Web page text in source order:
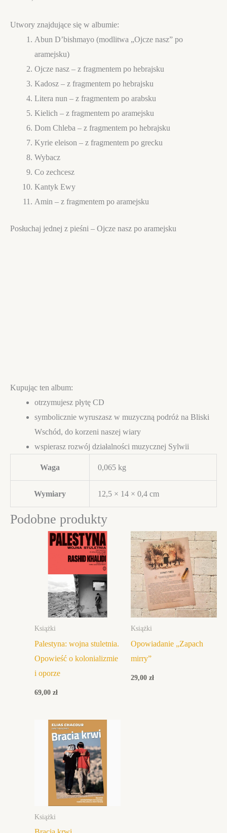
Utwory znajdujące się w albumie:
Abun D’bishmayo (modlitwa „Ojcze nasz” po
aramejsku)
Ojcze nasz – z fragmentem po hebrajsku
Kadosz – z fragmentem po hebrajsku
Litera nun – z fragmentem po arabsku
Kielich – z fragmentem po aramejsku
Dom Chleba – z fragmentem po hebrajsku
Kyrie eleison – z fragmentem po grecku
Wybacz
Co zechcesz
Kantyk Ewy
Amin – z fragmentem po aramejsku
Posłuchaj jednej z pieśni – Ojcze nasz po aramejsku
Kupując ten album:
otrzymujesz płytę CD
symbolicznie wyruszasz w muzyczną podróż na Bliski
Wschód, do korzeni naszej wiary
wspierasz rozwój działalności muzycznej Sylwii
Waga 0,065 kg
Wymiary 12,5 × 14 × 0,4 cm
Podobne produkty
Książki
Palestyna: wojna stuletnia.
Opowieść o kolonializmie
i oporze
69,00 zł
Książki
Opowiadanie „Zapach
mirry”
29,00 zł
Książki